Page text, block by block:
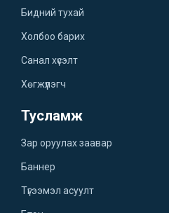
Бидний тухай
Холбоо барих
Санал хүсэлт
Хөгжүүлэгч
Тусламж
Зар оруулах заавар
Баннер
Түгээмэл асуулт